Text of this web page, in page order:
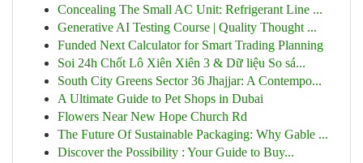
Concealing The Small AC Unit: Refrigerant Line ...
Generative AI Testing Course | Quality Thought ...
Funded Next Calculator for Smart Trading Planning
Soi 24h Chốt Lô Xiên Xiên 3 & Dữ liệu So sá...
South City Greens Sector 36 Jhajjar: A Contempo...
A Ultimate Guide to Pet Shops in Dubai
Flowers Near New Hope Church Rd
The Future Of Sustainable Packaging: Why Gable ...
Discover the Possibility : Your Guide to Buy...